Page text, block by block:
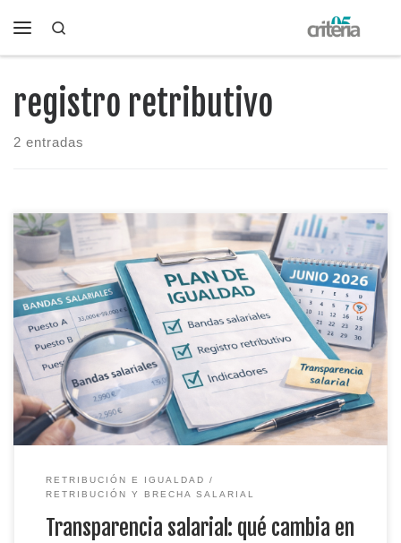
Saltar al contenido
registro retributivo
2 entradas
La transparencia salarial llega con fuerza: Trabajo acelera la
trasposición de la Directiva UE 2023/970 (límite 7 junio
2026). Qué implica y qué hacer.
RETRIBUCIÓN E IGUALDAD
RETRIBUCIÓN Y BRECHA SALARIAL
Transparencia salarial: qué cambia en